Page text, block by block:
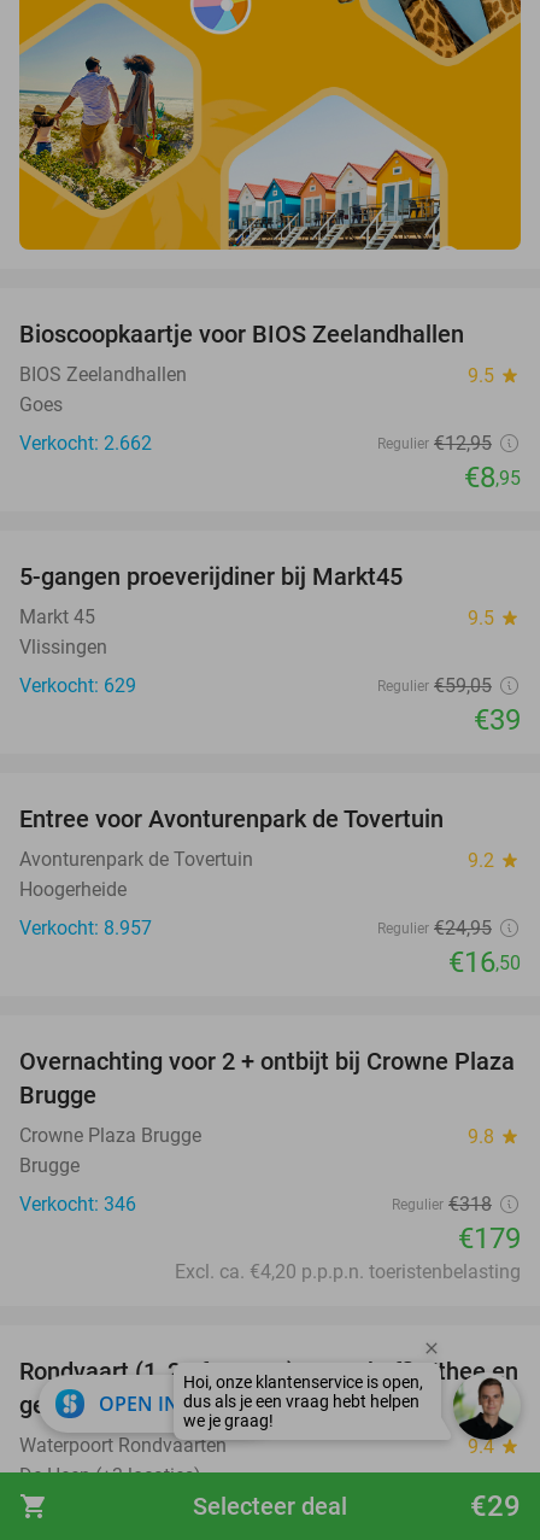
shopping_cart €29
Selecteer deal
Bioscoopkaartje voor BIOS Zeelandhallen
BIOS Zeelandhallen 9.5 star
Goes
Verkocht: 2.662
Regulier €12,95
€8,95
5-gangen proeverijdiner bij Markt45
Markt 45 9.5 star
Vlissingen
Verkocht: 629
Regulier €59,05
€39
Entree voor Avonturenpark de Tovertuin
Avonturenpark de Tovertuin 9.2 star
Hoogerheide
Verkocht: 8.957
Regulier €24,95
€16,50
44%
Overnachting voor 2 + ontbijt bij Crowne Plaza
Brugge
Crowne Plaza Brugge 9.8 star
Brugge
Verkocht: 346
Regulier €318
€179
Excl. ca. €4,20 p.p.p.n. toeristenbelasting
61%
Rondvaart (1, 2 of 4,5 uur) + evt. koffie/thee en
gebak of lunch
Waterpoort Rondvaarten 9.4 star
De Heen (+3 locaties)
Verkocht: 26
,50
OPEN IN APP close